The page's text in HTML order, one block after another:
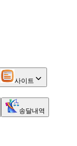
사이트
송달내역